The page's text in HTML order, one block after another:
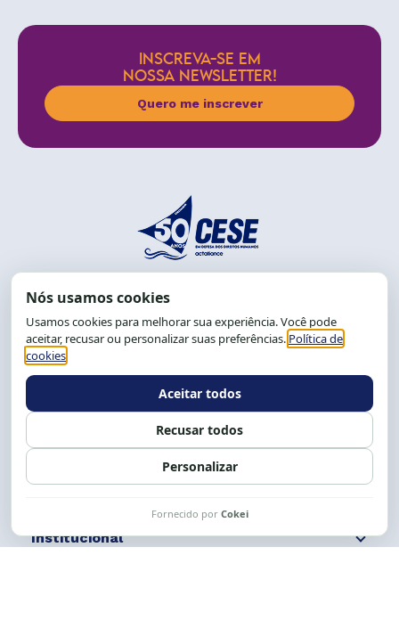
INSCREVA-SE EM
NOSSA NEWSLETTER!
Quero me inscrever
End.: R. da Graça, 150. Graça
CEP: 40.150-055
Salvador-BA, Brasil.
Tel.: (71) 2104-5457, Cel.: (71) 9 9239-2104 ou 2105
Expediente: 8h às 12h e 13 às 17h.
Siga nossas redes Fale conosco
Institucional